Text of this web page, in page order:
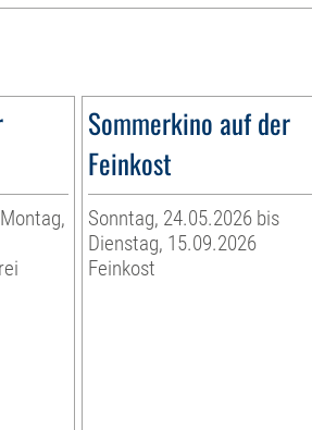
Sommerkino auf der
Feinkost
Sonntag, 24.05.2026 bis
Dienstag, 15.09.2026
Feinkost